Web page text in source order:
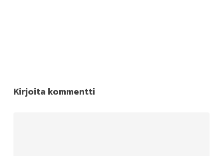
Kirjoita kommentti